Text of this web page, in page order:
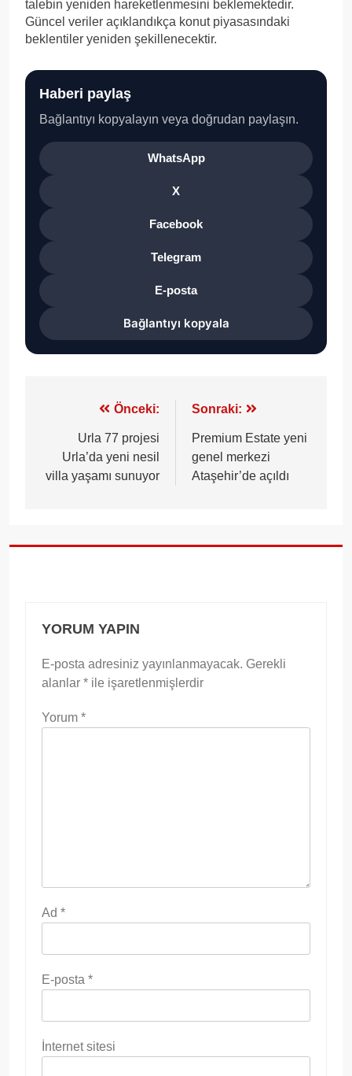
talebin yeniden hareketlenmesini beklemektedir.
Güncel veriler açıklandıkça konut piyasasındaki
beklentiler yeniden şekillenecektir.
Haberi paylaş
Bağlantıyı kopyalayın veya doğrudan paylaşın.
WhatsApp
X
Facebook
Telegram
E-posta
Bağlantıyı kopyala
gezinmesi
Önceki:
Urla 77 projesi
Urla’da yeni nesil
villa yaşamı sunuyor
Sonraki:
Premium Estate yeni
genel merkezi
Ataşehir’de açıldı
YORUM YAPIN
E-posta adresiniz yayınlanmayacak. Gerekli
alanlar * ile işaretlenmişlerdir
Yorum *
Ad *
E-posta *
İnternet sitesi